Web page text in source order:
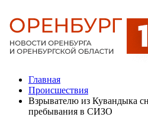
Главная
Происшествия
Взрывателю из Кувандыка
пребывания в СИЗО